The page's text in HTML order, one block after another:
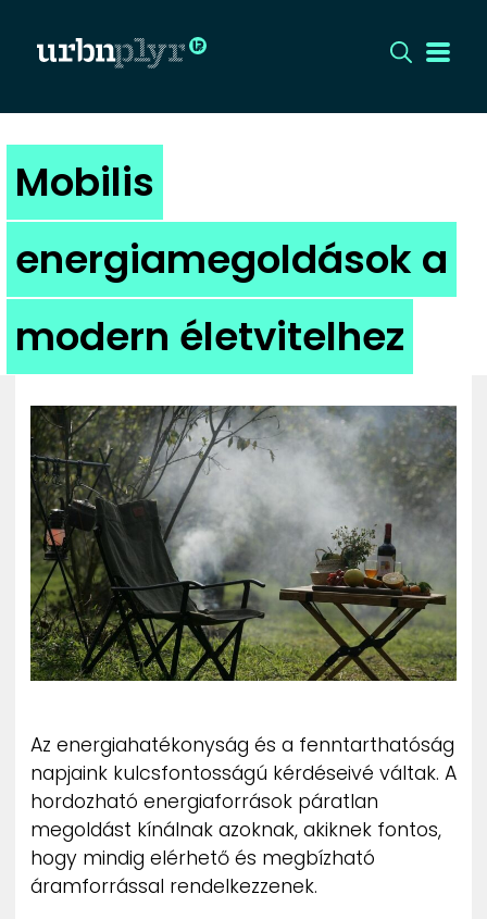
DIZÁJN
DIVAT
HIP
KULT
UTCA
ZENE
MÉDIAAJÁNLAT
IMPRESSZUM
PR-ARCHÍVUM
ADATKEZELÉSI TÁJÉKOZTATÓ
Mobilis
energiamegoldások a
modern életvitelhez
Az energiahatékonyság és a fenntarthatóság
napjaink kulcsfontosságú kérdéseivé váltak. A
hordozható energiaforrások páratlan
megoldást kínálnak azoknak, akiknek fontos,
hogy mindig elérhető és megbízható
áramforrással rendelkezzenek.